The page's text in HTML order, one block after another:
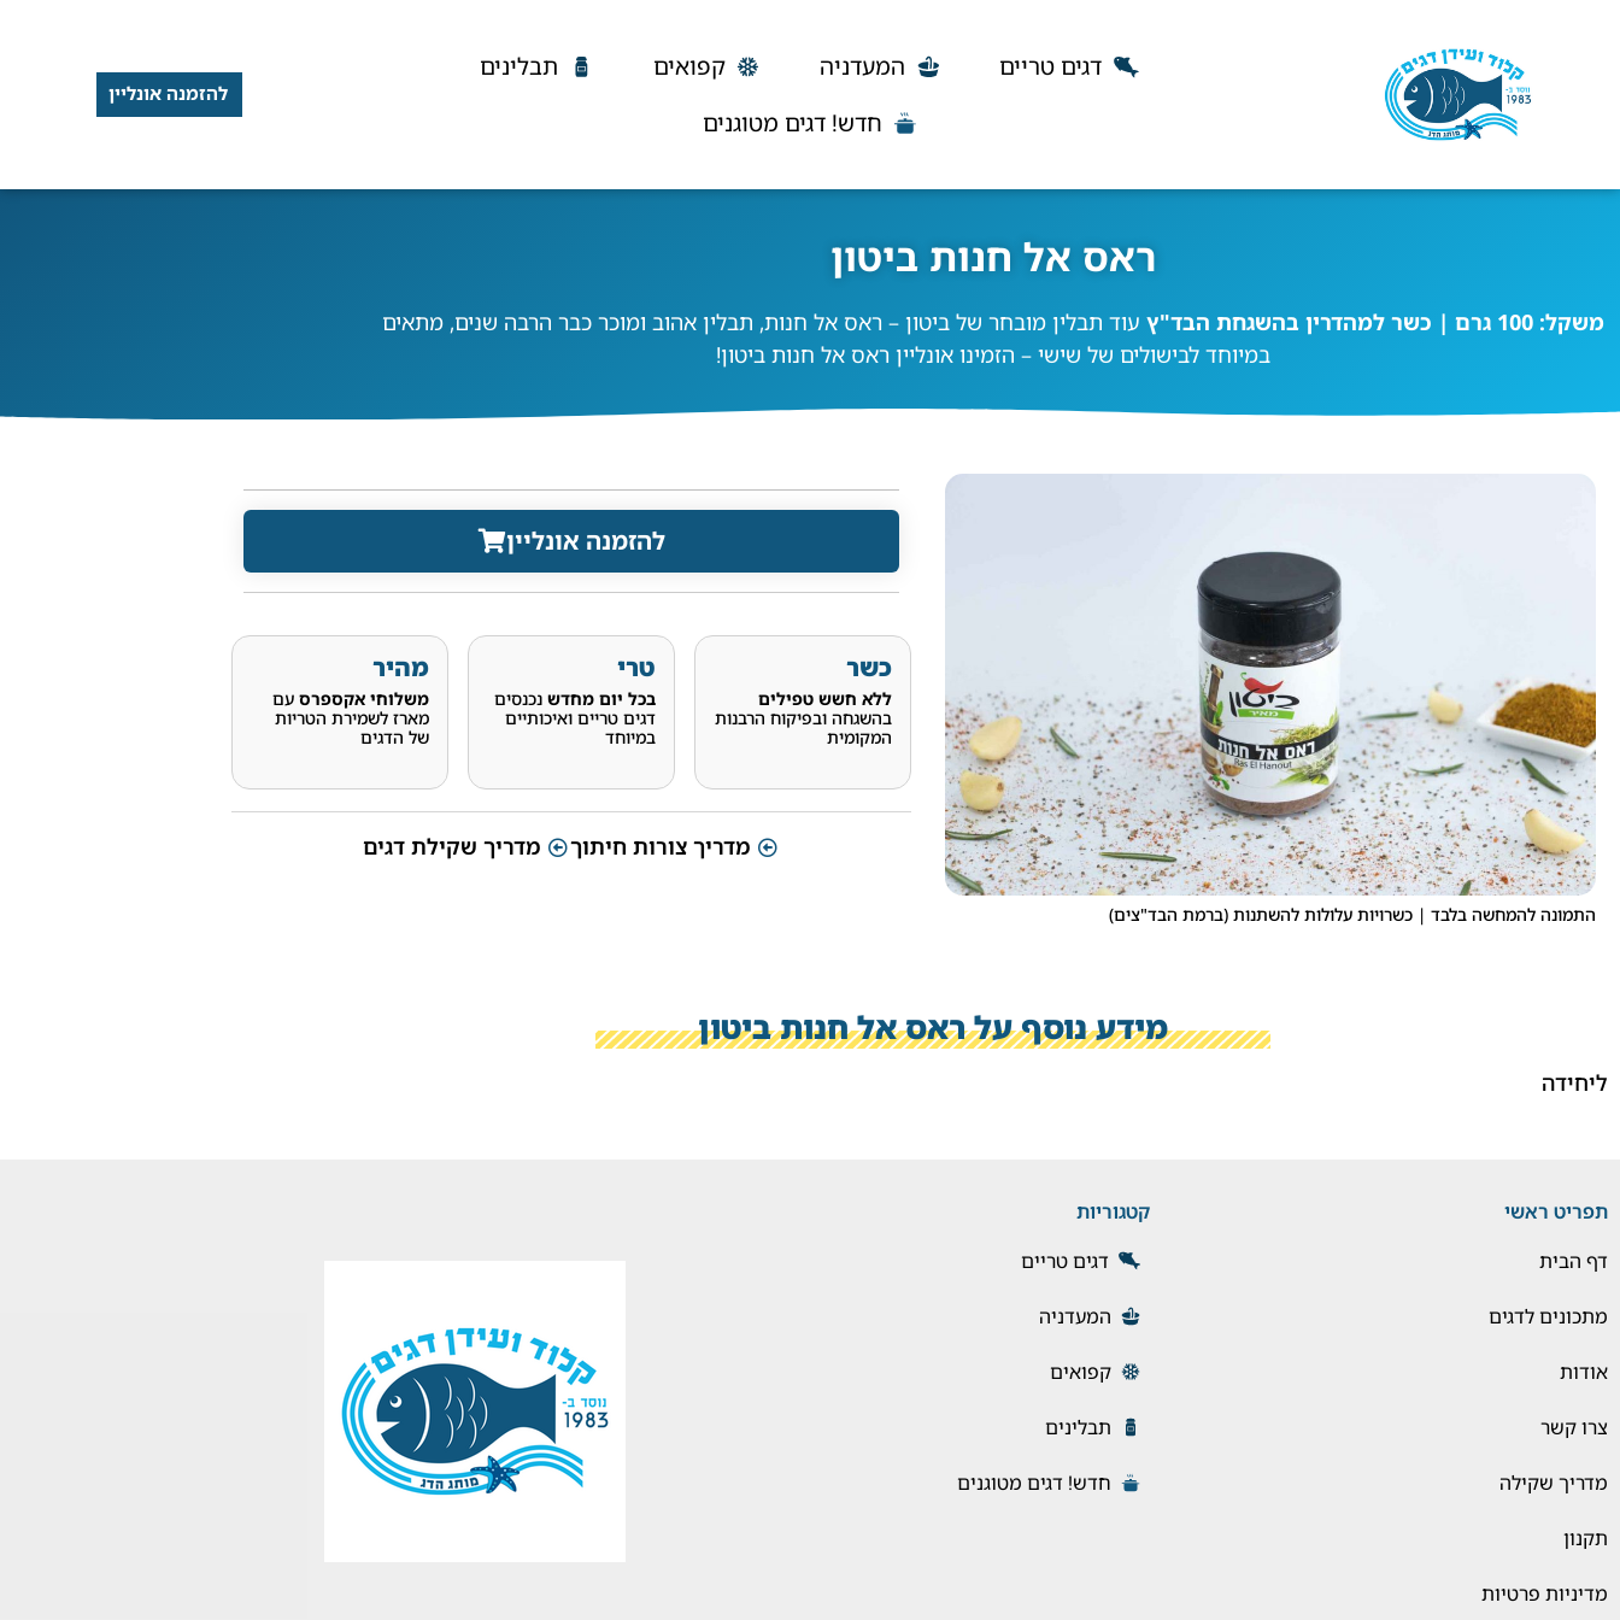
דגים טריים המעדניה קפואים
תבלינים
חדש! דגים מטוגנים
להזמנה אונליין
ראס אל חנות ביטון
משקל: 100 גרם | כשר למהדרין בהשגחת הבד"ץ
עוד תבלין מובחר של ביטון – ראס אל חנות, תבלין אהוב ומוכר כבר הרבה שנים, מתאים
במיוחד לבישולים של שישי – הזמינו אונליין ראס אל חנות ביטון!
התמונה להמחשה בלבד | כשרויות עלולות להשתנות (ברמת הבד"צים)
להזמנה אונליין
כשר
ללא חשש טפילים
בהשגחה ובפיקוח הרבנות
המקומית
טרי
בכל יום מחדשנכנסים
דגים טריים ואיכותיים
במיוחד
מהיר
משלוחי אקספרסעם
מארז לשמירת הטריות
של הדגים
מדריך צורות חיתוך מדריך שקילת דגים
מידע נוסף על ראס אל חנות ביטון
ליחידה
תפריט ראשי
דף הבית
מתכונים לדגים
אודות
צרו קשר
מדריך שקילה
תקנון
מדיניות פרטיות
קטגוריות
דגים טריים
המעדניה
קפואים
תבלינים
חדש! דגים מטוגנים